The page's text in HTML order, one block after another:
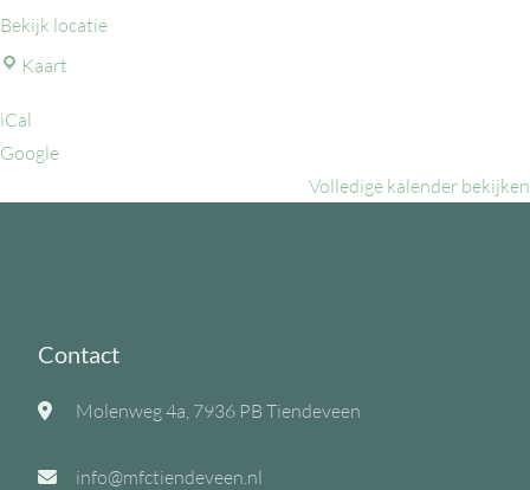
Bekijk locatie
Kaart
iCal
Google
Volledige kalender bekijken
Contact
Molenweg 4a, 7936 PB Tiendeveen
info@mfctiendeveen.nl